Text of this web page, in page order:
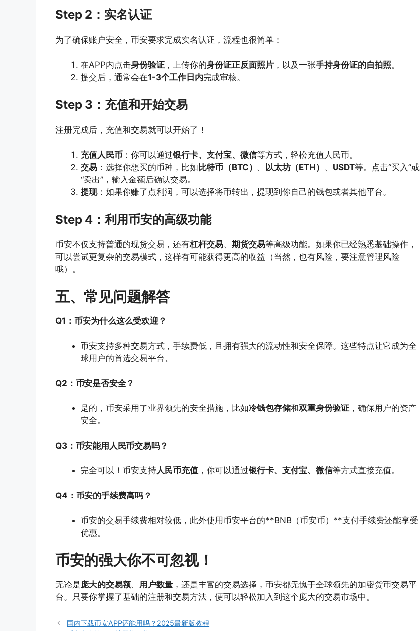
Step 2：实名认证
为了确保账户安全，币安要求完成实名认证，流程也很简单：
在APP内点击身份验证 ，上传你的身份证正反面照片 ，以及一张手持身份证的自拍照。
提交后，通常会在1-3个工作日内完成审核。
Step 3：充值和开始交易
注册完成后，充值和交易就可以开始了！
充值人民币 ：你可以通过银行卡、支付宝、微信等方式，轻松充值人民币。
交易 ：选择你想买的币种，比如 比特币（BTC） 、 以太坊（ETH） 、 USDT等。点击“买入”或
“卖出”，输入金额后确认交易。
提现：如果你赚了点利润，可以选择将币转出，提现到你自己的钱包或者其他平台。
Step 4：利用币安的高级功能
币安不仅支持普通的现货交易，还有杠杆交易、 期货交易等高级功能。如果你已经熟悉基础操作，
可以尝试更复杂的交易模式，这样有可能获得更高的收益（当然，也有风险，要注意管理风险
哦）。
五、常见问题解答
Q1：币安为什么这么受欢迎？
币安支持多种交易方式，手续费低，且拥有强大的流动性和安全保障。这些特点让它成为全
球用户的首选交易平台。
Q2：币安是否安全？
是的，币安采用了业界领先的安全措施，比如冷钱包存储和双重身份验证 ，确保用户的资产
安全。
Q3：币安能用人民币交易吗？
完全可以！币安支持人民币充值 ，你可以通过银行卡、支付宝、微信等方式直接充值。
Q4：币安的手续费高吗？
币安的交易手续费相对较低，此外使用币安平台的**BNB（币安币）**支付手续费还能享受
优惠。
币安的强大你不可忽视！
无论是庞大的交易额、 用户数量 ，还是丰富的交易选择，币安都无愧于全球领先的加密货币交易平
台。只要你掌握了基础的注册和交易方法，便可以轻松加入到这个庞大的交易市场中。
国内下载币安APP还能用吗？2025最新版教程